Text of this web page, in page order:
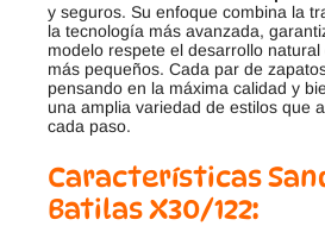
y seguros. Su enfoque combina la
la tecnología más avanzada,
modelo respete el desarrollo
más pequeños. Cada par de
pensando en la máxima calidad y
una amplia variedad de estilos que
cada paso.
Características
Batilas X30/122: